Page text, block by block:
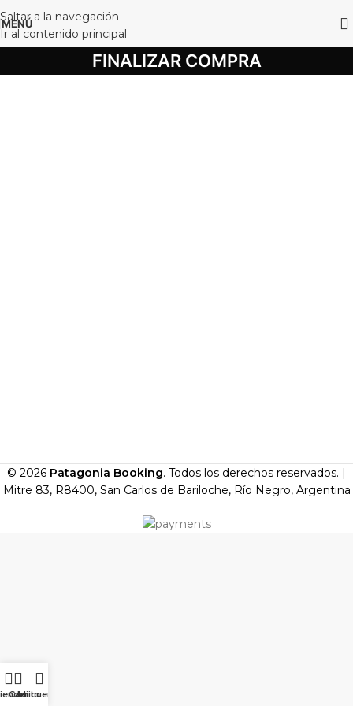
Saltar a la navegación
Ir al contenido principal
MENÚ
FINALIZAR COMPRA
© 2026 Patagonia Booking. Todos los derechos reservados. |
Mitre 83, R8400, San Carlos de Bariloche, Río Negro, Argentina
Carrito
Mi cuenta